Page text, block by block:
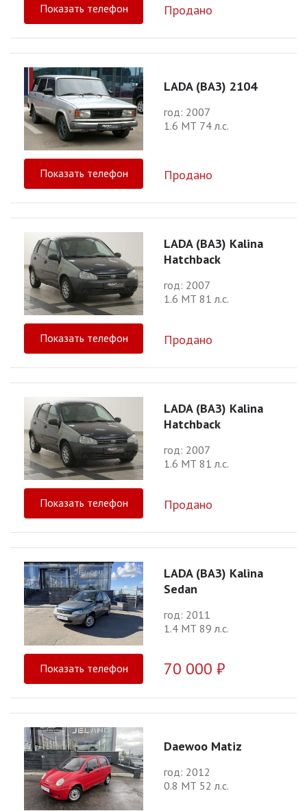
Показать телефон Продано
LADA (ВАЗ) 2104
год: 2007
1.6 МТ 74 л.с.
Показать телефон Продано
LADA (ВАЗ) Kalina
Hatchback
год: 2007
1.6 МТ 81 л.с.
Показать телефон Продано
LADA (ВАЗ) Kalina
Hatchback
год: 2007
1.6 МТ 81 л.с.
Показать телефон Продано
LADA (ВАЗ) Kalina
Sedan
год: 2011
1.4 МТ 89 л.с.
Показать телефон 70 000 ₽
Daewoo Matiz
год: 2012
0.8 МТ 52 л.с.